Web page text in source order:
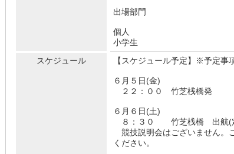
出場部門
個人
小学生
スケジュール
【スケジュール予定】※予定事
６月５日(金)
２２：００ 竹芝桟橋発
６月６日(土)
８：３０ 竹芝桟橋 出航(
競技説明会はございません。
ください。